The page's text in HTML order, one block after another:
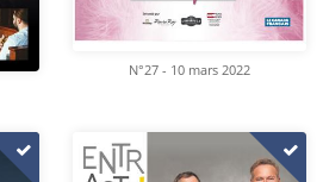
N°27 - 10 mars 2022